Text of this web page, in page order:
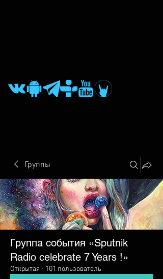
Группы
Группа события «Sputnik
Radio сelebrate 7 Years !»
Открытая · 101 пользователь